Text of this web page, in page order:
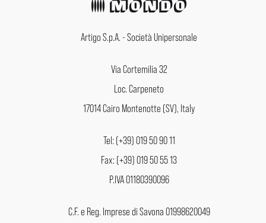
Artigo S.p.A. - Società Unipersonale
Via Cortemilia 32
Loc. Carpeneto
17014 Cairo Montenotte (SV), Italy
Tel: (+39) 019 50 90 11
Fax: (+39) 019 50 55 13
P.IVA 01180390096
C.F. e Reg. Imprese di Savona 01998620049